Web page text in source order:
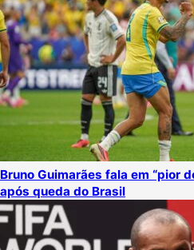
Bruno Guimarães fala em “pior
após queda do Brasil